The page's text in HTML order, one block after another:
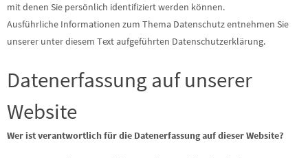
mit denen Sie persönlich identifiziert werden können.
Ausführliche Informationen zum Thema Datenschutz entnehmen Sie
unserer unter diesem Text aufgeführten Datenschutzerklärung.
Datenerfassung auf unserer
Website
Wer ist verantwortlich für die Datenerfassung auf dieser Website?